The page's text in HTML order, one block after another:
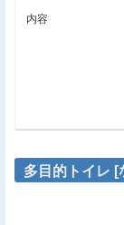
内容
多目的トイレ [